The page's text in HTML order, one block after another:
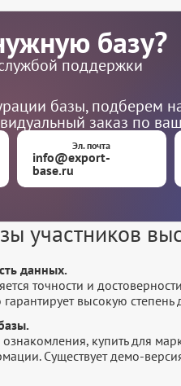
базу?
поддержки
базы, подберем
заказ по
Эл. почта
info@export-
base.ru
участников
данных.
точности и
гарантирует высокую
купить для
Существует демо-